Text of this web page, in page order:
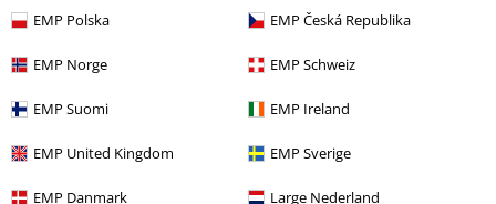
EMP Polska EMP Česká Republika
EMP Norge EMP Schweiz
EMP Suomi EMP Ireland
EMP United Kingdom EMP Sverige
EMP Danmark Large Nederland
Exclusief Exclusief